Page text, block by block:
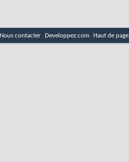
Nous contacter Developpez.com Haut de page